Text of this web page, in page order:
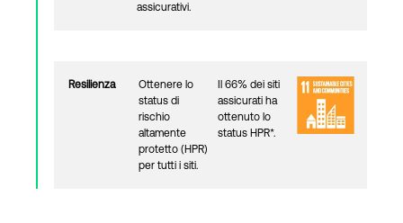
assicurativi.
Resilienza
Ottenere lo
status di
rischio
altamente
protetto (HPR)
per tutti i siti.
Il 66% dei siti
assicurati ha
ottenuto lo
status HPR*.